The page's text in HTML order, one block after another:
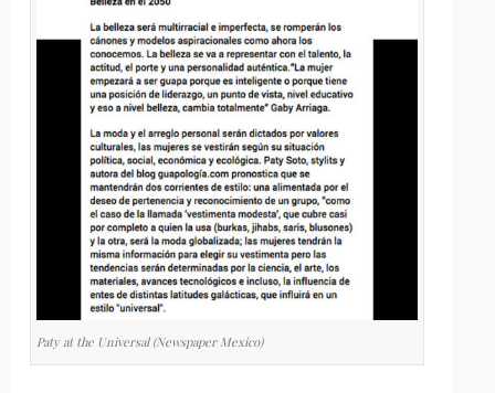
Paty at the Universal (Newspaper Mexico)